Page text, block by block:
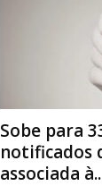
Sobe para
notificados
associada